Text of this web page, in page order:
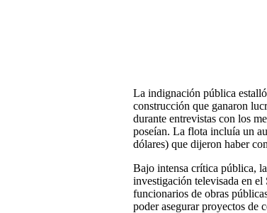
La indignación pública
construcción que ganaron
durante entrevistas con los
poseían. La flota incluía un
dólares) que dijeron haber
Bajo intensa crítica pública,
investigación televisada en el
funcionarios de obras
poder asegurar proyectos de